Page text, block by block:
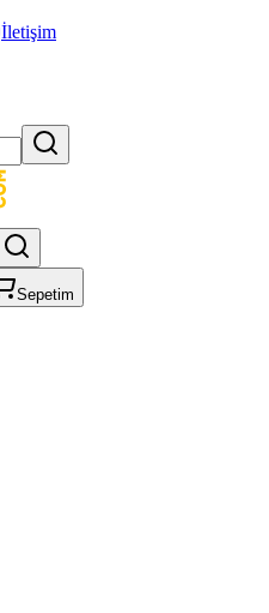
İletişim
Sepetim